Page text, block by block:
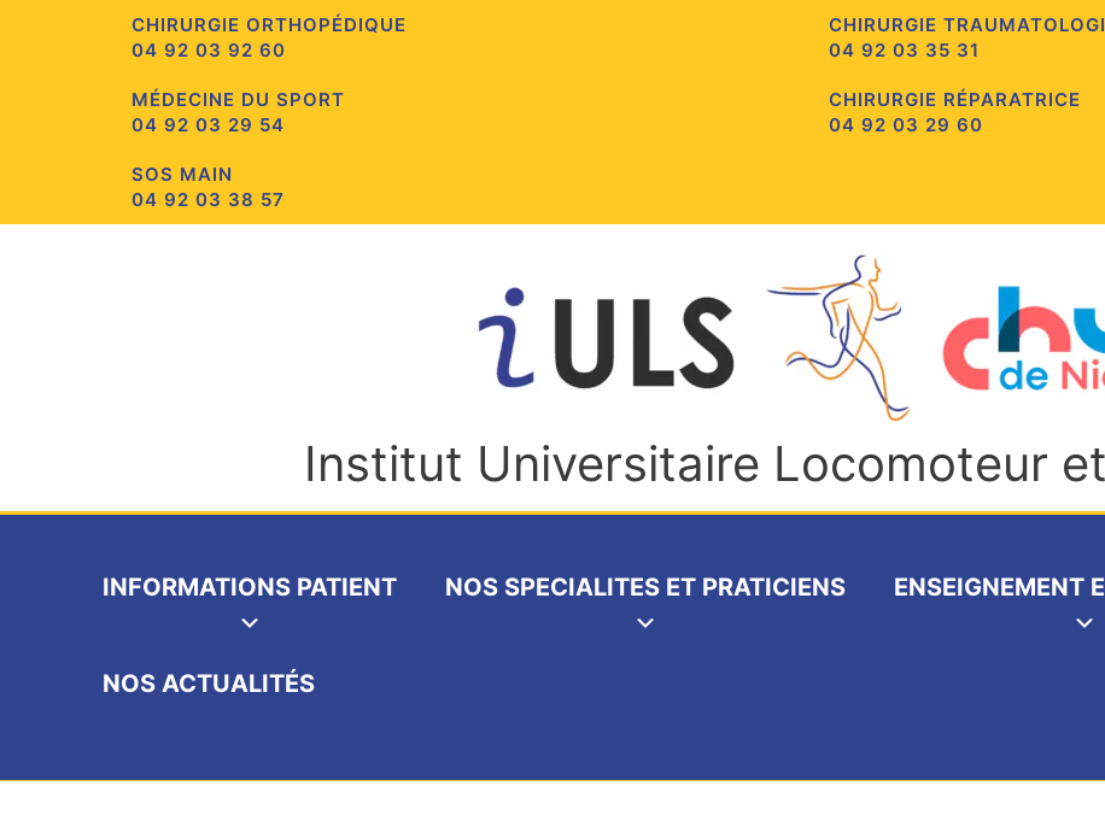
CHIRURGIE ORTHOPÉDIQUE
04 92 03 92 60
CHIRURGIE
04 92 03 35 31
MÉDECINE DU SPORT
04 92 03 29 54
CHIRURGIE RÉPARATRICE
04 92 03 29 60
SOS MAIN
04 92 03 38 57
Institut Universitaire Locomoteur
INFORMATIONS PATIENT NOS SPECIALITES ET PRATICIENS ENSEIGNEMENT
NOS ACTUALITÉS